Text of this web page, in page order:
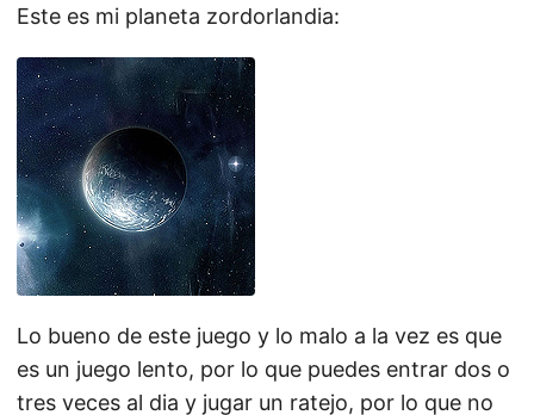
Este es mi planeta zordorlandia:
Lo bueno de este juego y lo malo a la vez es que
es un juego lento, por lo que puedes entrar dos o
tres veces al dia y jugar un ratejo, por lo que no